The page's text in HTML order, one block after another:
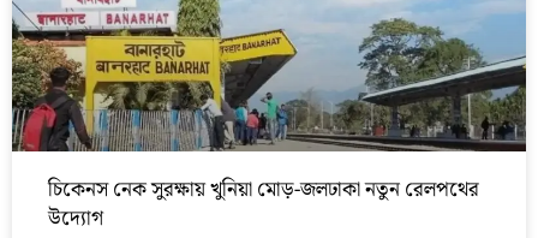
চিকেনস নেক সুরক্ষায় খুনিয়া মোড়-জলঢাকা নতুন রেলপথের
উদ্যোগ